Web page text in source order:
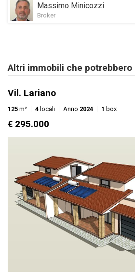
Massimo Minicozzi
Broker
Altri immobili che
Vil. Lariano
125 m² 4 locali Anno 2024 1 box
€ 295.000